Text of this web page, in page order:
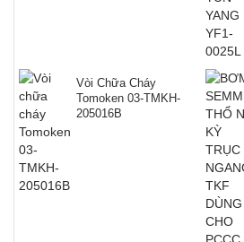
Vòi Chữa Cháy
Tomoken 03-TMKH-
205016B